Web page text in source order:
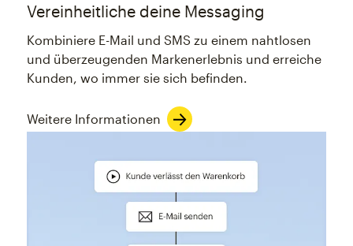
Vereinheitliche deine Messaging
Kombiniere E-Mail und SMS zu einem nahtlosen
und überzeugenden Markenerlebnis und erreiche
Kunden, wo immer sie sich befinden.
Weitere Informationen